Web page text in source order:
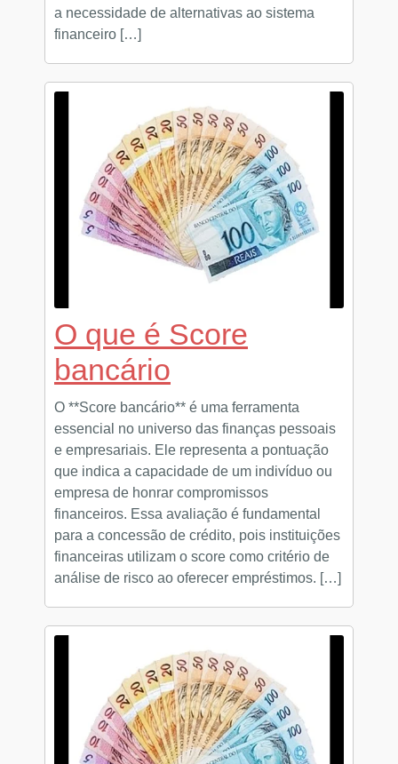
a necessidade de alternativas ao sistema
financeiro […]
O que é Score
bancário
O **Score bancário** é uma ferramenta
essencial no universo das finanças pessoais
e empresariais. Ele representa a pontuação
que indica a capacidade de um indivíduo ou
empresa de honrar compromissos
financeiros. Essa avaliação é fundamental
para a concessão de crédito, pois instituições
financeiras utilizam o score como critério de
análise de risco ao oferecer empréstimos. […]